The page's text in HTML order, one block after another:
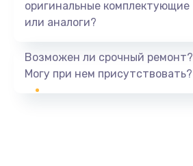
оригинальные комплектующие
или аналоги?
Возможен ли срочный ремонт?
Могу при нем присутствовать?